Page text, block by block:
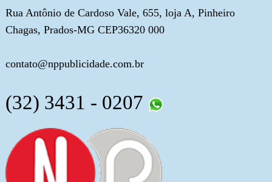
Rua Antônio de Cardoso Vale, 655, loja A, Pinheiro
Chagas, Prados-MG CEP36320 000
contato@nppublicidade.com.br
(32) 3431 - 0207